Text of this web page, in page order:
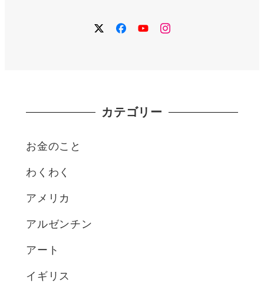
twitterfacebook
YouTubeinstagram
カテゴリー
お金のこと
わくわく
アメリカ
アルゼンチン
アート
イギリス